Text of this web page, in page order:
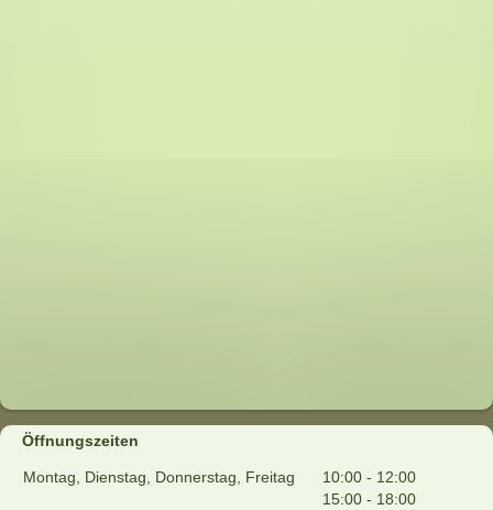
Öffnungszeiten
Montag, Dienstag, Donnerstag, Freitag 10:00 - 12:00
15:00 - 18:00